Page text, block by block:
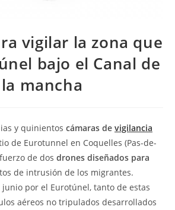
vigilar la zona que
bajo el Canal de
la mancha
y quinientos cámaras de vigilancia
de Eurotunnel en Coquelles (Pas-de-
de dos drones diseñados para
de intrusión de los migrantes.
junio por el Eurotúnel, tanto de estas
aéreos no tripulados desarrollados